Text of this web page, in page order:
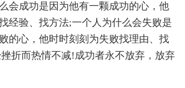
会成功是因为他有一颗成功的心，他
经验、找方法;一个人为什么会失败是
的心，他时时刻刻为失败找理由、找
折而热情不减!成功者永不放弃，放弃